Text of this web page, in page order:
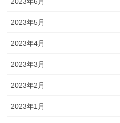
2023年5月
2023年4月
2023年3月
2023年2月
2023年1月